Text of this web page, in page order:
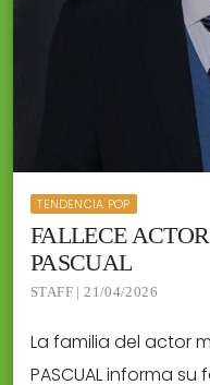
TENDENCIA POP
FALLECE
PASCUAL
STAFF | 21/04/2026
La familia del actor
PASCUAL informa